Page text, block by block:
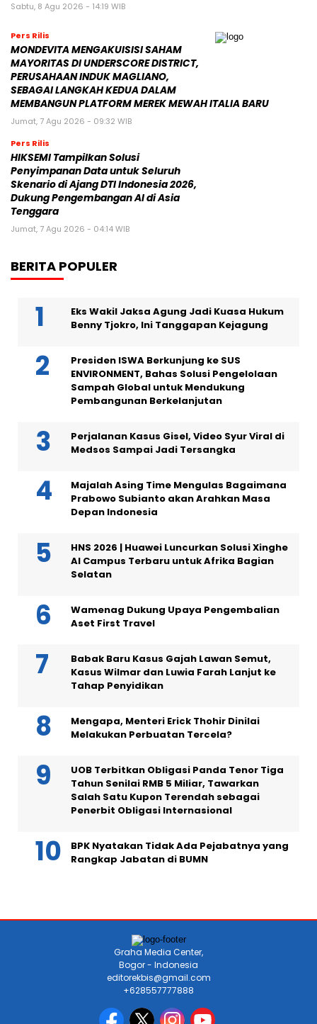
Sabtu, 8 Agu 2026 - 14:19 WIB
Pers Rilis
MONDEVITA MENGAKUISISI SAHAM
MAYORITAS DI UNDERSCORE DISTRICT,
PERUSAHAAN INDUK MAGLIANO,
SEBAGAI LANGKAH KEDUA DALAM
MEMBANGUN PLATFORM MEREK MEWAH ITALIA BARU
Jumat, 7 Agu 2026 - 09:32 WIB
Pers Rilis
HIKSEMI Tampilkan Solusi
Penyimpanan Data untuk Seluruh
Skenario di Ajang DTI Indonesia 2026,
Dukung Pengembangan AI di Asia
Tenggara
Jumat, 7 Agu 2026 - 04:14 WIB
BERITA POPULER
Eks Wakil Jaksa Agung Jadi Kuasa Hukum
Benny Tjokro, Ini Tanggapan Kejagung
Presiden ISWA Berkunjung ke SUS
ENVIRONMENT, Bahas Solusi Pengelolaan
Sampah Global untuk Mendukung
Pembangunan Berkelanjutan
Perjalanan Kasus Gisel, Video Syur Viral di
Medsos Sampai Jadi Tersangka
Majalah Asing Time Mengulas Bagaimana
Prabowo Subianto akan Arahkan Masa
Depan Indonesia
HNS 2026 | Huawei Luncurkan Solusi Xinghe
AI Campus Terbaru untuk Afrika Bagian
Selatan
Wamenag Dukung Upaya Pengembalian
Aset First Travel
Babak Baru Kasus Gajah Lawan Semut,
Kasus Wilmar dan Luwia Farah Lanjut ke
Tahap Penyidikan
Mengapa, Menteri Erick Thohir Dinilai
Melakukan Perbuatan Tercela?
UOB Terbitkan Obligasi Panda Tenor Tiga
Tahun Senilai RMB 5 Miliar, Tawarkan
Salah Satu Kupon Terendah sebagai
Penerbit Obligasi Internasional
BPK Nyatakan Tidak Ada Pejabatnya yang
Rangkap Jabatan di BUMN
Graha Media Center,
Bogor - Indonesia
editorekbis@gmail.com
+628557777888